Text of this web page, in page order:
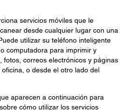
servicios móviles que le
desde cualquier lugar con una
utilizar su teléfono inteligente
computadora para imprimir y
fotos, correos electrónicos y páginas
o desde el otro lado del
aparecen a continuación para
cómo utilizar los servicios